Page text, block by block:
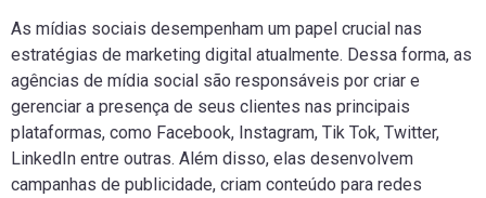
As mídias sociais desempenham um papel crucial nas
estratégias de marketing digital atualmente. Dessa forma, as
agências de mídia social são responsáveis ​​por criar e
gerenciar a presença de seus clientes nas principais
plataformas, como Facebook, Instagram, Tik Tok, Twitter,
LinkedIn entre outras. Além disso, elas desenvolvem
campanhas de publicidade, criam conteúdo para redes